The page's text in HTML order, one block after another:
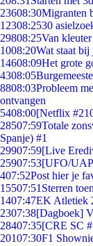
23608:30Migranten
12308:2530
29808:25Van
1008:20Wat staat
14608:09Het grote
4308:05
8808:03Probleem
ontvangen
5408:00[Netflix
28507:59Totale
Spanje) #1
29907:59[Live
25907:53[UFO/
407:52Post hier je
15507:51 Sterren
1407:47EK Atletiek
2307:38[Dagboek]
28407:35[CRE SC
20107:30F1